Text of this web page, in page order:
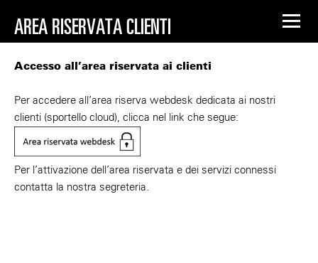
AREA RISERVATA CLIENTI
Accesso all’area riservata ai clienti
Per accedere all’area riserva webdesk dedicata ai nostri
clienti (sportello cloud), clicca nel link che segue:
Per l’attivazione dell’area riservata e dei servizi connessi
contatta la nostra segreteria.